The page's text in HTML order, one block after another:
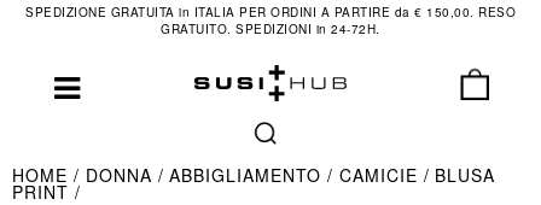
SPEDIZIONE GRATUITA in ITALIA PER ORDINI A PARTIRE da € 150,00. RESO
GRATUITO. SPEDIZIONI in 24-72H.
HOME DONNA ABBIGLIAMENTO CAMICIE BLUSA
PRINT